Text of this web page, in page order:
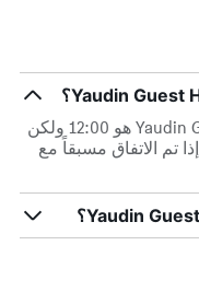
وقت تسجيل المغادرة في Yaudin Guest House هو 12:00 ولكن
تم الاتفاق مسبقاً مع